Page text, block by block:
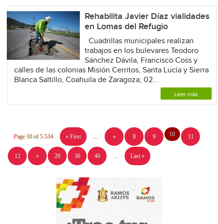
Rehabilita Javier Díaz vialidades
en Lomas del Refugio
Cuadrillas municipales realizan
trabajos en los bulevares Teodoro
Sánchez Dávila, Francisco Coss y
calles de las colonias Misión Cerritos, Santa Lucía y Sierra
Blanca Saltillo, Coahuila de Zaragoza; 02...
Leer más
Page 10 of 5.534 « First « 8 9 10 11
12 » 20 30 40 Last »